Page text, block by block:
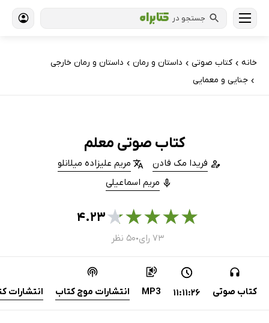
جستجو در
خانه › کتاب‌ صوتی › داستان و رمان › داستان و رمان خارجی
› جنایی و معمایی
کتاب صوتی معلم
فریدا مک فادن
مریم علیزاده میلانلو
مریم اسماعیلی
★
★
★
★
★۴.۲۳
۷۳ رای ● ۵۰ نظر
کتاب صوتی 11:11:26
MP3 انتشارات موج کتاب انتشارات